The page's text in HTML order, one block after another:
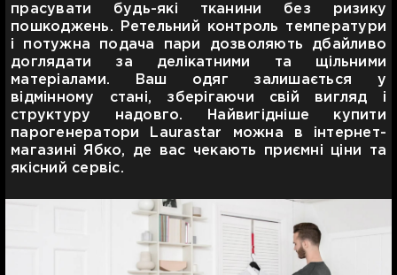
прасувати будь-які тканини без ризику
пошкоджень. Ретельний контроль температури
і потужна подача пари дозволяють дбайливо
доглядати за делікатними та щільними
матеріалами. Ваш одяг залишається у
відмінному стані, зберігаючи свій вигляд і
структуру надовго. Найвигідніше купити
парогенератори Laurastar можна в інтернет-
магазині Ябко, де вас чекають приємні ціни та
якісний сервіс.